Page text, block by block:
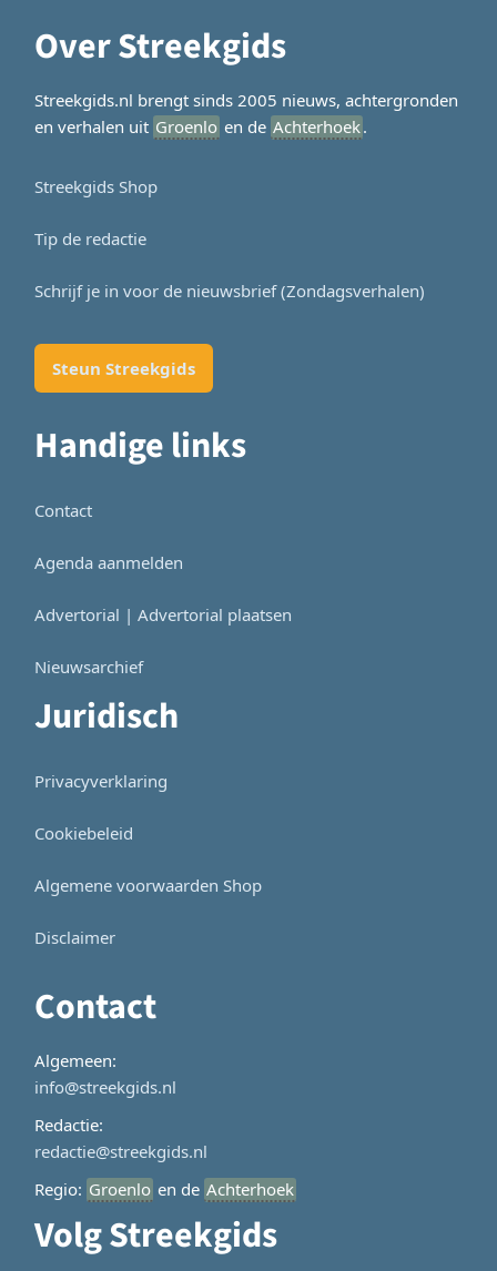
Over Streekgids
Streekgids.nl brengt sinds 2005 nieuws, achtergronden
en verhalen uit Groenlo en de Achterhoek.
Streekgids Shop
Tip de redactie
Schrijf je in voor de nieuwsbrief (Zondagsverhalen)
Steun Streekgids
Handige links
Contact
Agenda aanmelden
Advertorial | Advertorial plaatsen
Nieuwsarchief
Juridisch
Privacyverklaring
Cookiebeleid
Algemene voorwaarden Shop
Disclaimer
Contact
Algemeen:
info@streekgids.nl
Redactie:
redactie@streekgids.nl
Regio: Groenlo en de Achterhoek
Volg Streekgids